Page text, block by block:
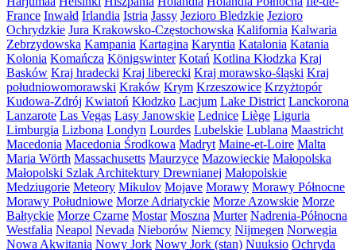
France Inwałd Irlandia Istria Jassy Jezioro Bledzkie Jezioro
Ochrydzkie Jura Krakowsko-Częstochowska Kalifornia Kalwaria
Zebrzydowska Kampania Kartagina Karyntia Katalonia Katania
Kolonia Komańcza Königswinter Kotań Kotlina Kłodzka Kraj
Basków Kraj hradecki Kraj liberecki Kraj morawsko-śląski Kraj
południowomorawski Kraków Krym Krzeszowice Krzyżtopór
Kudowa-Zdrój Kwiatoń Kłodzko Lacjum Lake District Lanckorona
Lanzarote Las Vegas Lasy Janowskie Lednice Liège Liguria
Limburgia Lizbona Londyn Lourdes Lubelskie Lublana Maastricht
Macedonia Macedonia Środkowa Madryt Maine-et-Loire Malta
Maria Wörth Massachusetts Maurzyce Mazowieckie Małopolska
Małopolski Szlak Architektury Drewnianej Małopolskie
Medziugorie Meteory Mikulov Mojave Morawy Morawy Północne
Morawy Południowe Morze Adriatyckie Morze Azowskie Morze
Bałtyckie Morze Czarne Mostar Moszna Murter Nadrenia-Północna
Westfalia Neapol Nevada Nieborów Niemcy Nijmegen Norwegia
Nowa Akwitania Nowy Jork Nowy Jork (stan) Nuuksio Ochryda